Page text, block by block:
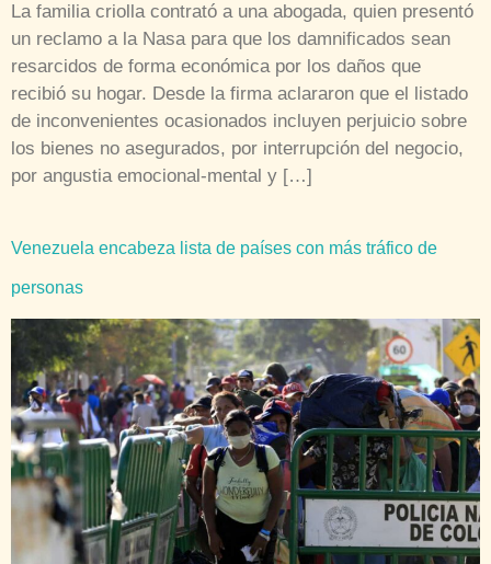
La familia criolla contrató a una abogada, quien presentó
un reclamo a la Nasa para que los damnificados sean
resarcidos de forma económica por los daños que
recibió su hogar. Desde la firma aclararon que el listado
de inconvenientes ocasionados incluyen perjuicio sobre
los bienes no asegurados, por interrupción del negocio,
por angustia emocional-mental y […]
Venezuela encabeza lista de países con más tráfico de
personas